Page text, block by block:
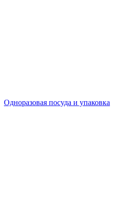
Одноразовая посуда и упаковка